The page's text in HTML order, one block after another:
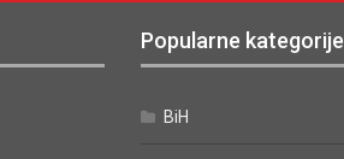
Popularne kategorije
BiH